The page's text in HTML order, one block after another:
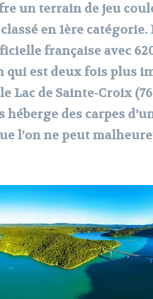
un terrain de jeu
en 1ère catégorie.
française avec
qui est deux fois plus
Lac de Sainte-Croix
héberge des carpes
l’on ne peut